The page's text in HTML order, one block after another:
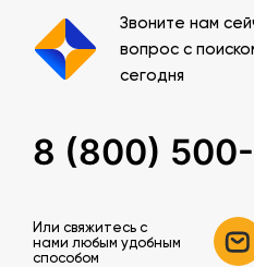
Звоните нам
вопрос с
сегодня
8 (800)
Или свяжитесь c
нами любым удобным
способом